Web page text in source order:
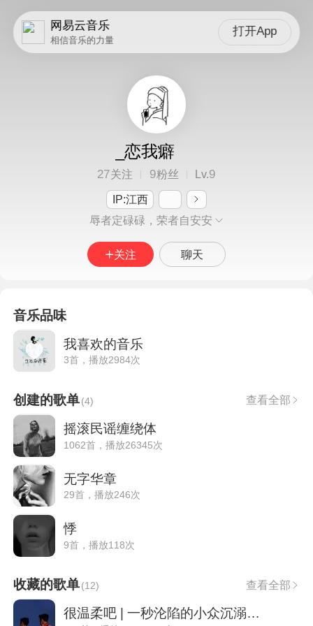
网易云音乐
相信音乐的力量
打开App
_恋我癖
27关注 9粉丝 Lv.9
IP:江西
辱者定碌碌，荣者自安安
关注 聊天
音乐品味
我喜欢的音乐
3首，播放2984次
创建的歌单(4) 查看全部
摇滚民谣缠绕体
1062首，播放26345次
无字华章
29首，播放246次
悸
9首，播放118次
收藏的歌单(12) 查看全部
很温柔吧 | 一秒沦陷的小众沉溺嗓音